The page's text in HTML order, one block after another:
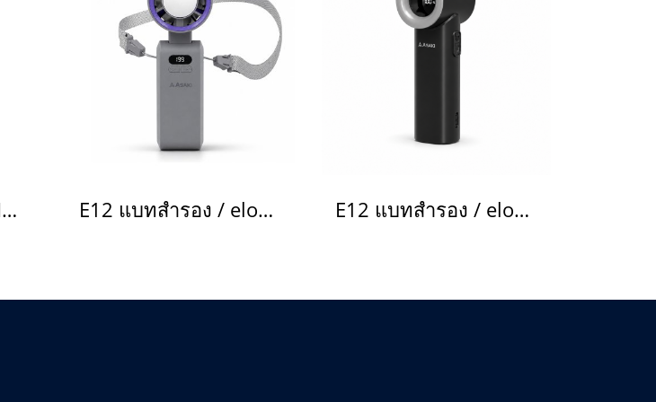
HF-04 พัดลมมือถือ Handy-Fan(copy)(copy)(copy)(copy)(copy)(copy)(copy)(copy) E12 แบทสำรอง / eloop power bank(copy)(copy)(copy)(copy)(copy)(copy)(copy)(copy)(copy)(copy)(copy)(copy)(copy)(copy)(copy)(copy)(copy)(copy)(copy)(copy)(copy)(copy)(copy)(copy)(copy)(copy)(copy)(copy)(copy)(copy) E12 แบทสำรอง / eloop power bank(copy)(copy)(copy)(copy)(copy)(copy)(copy)(copy)(copy)(copy)(copy)(copy)(copy)(copy)(copy)(copy)(copy)(copy)(copy)(copy)(copy)(copy)(copy)(copy)(copy)(copy)(copy)(copy)(copy)